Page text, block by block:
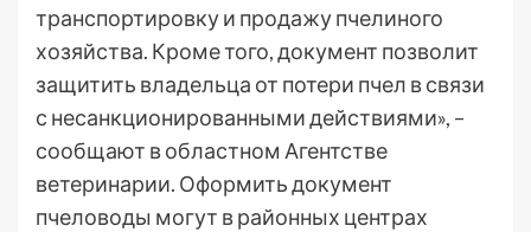
транспортировку и продажу пчелиного
хозяйства. Кроме того, документ позволит
защитить владельца от потери пчел в связи
с несанкционированными действиями», –
сообщают в областном Агентстве
ветеринарии. Оформить документ
пчеловоды могут в районных центрах